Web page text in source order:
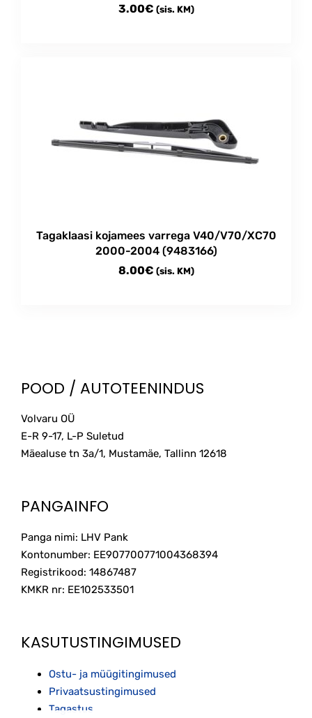
3.00€ (sis. KM)
Tagaklaasi kojamees varrega V40/V70/XC70
2000-2004 (9483166)
8.00€ (sis. KM)
POOD / AUTOTEENINDUS
Volvaru OÜ
E-R 9-17, L-P Suletud
Mäealuse tn 3a/1, Mustamäe, Tallinn 12618
PANGAINFO
Panga nimi: LHV Pank
Kontonumber: EE907700771004368394
Registrikood: 14867487
KMKR nr: EE102533501
KASUTUSTINGIMUSED
Ostu- ja müügitingimused
Privaatsustingimused
Tagastus